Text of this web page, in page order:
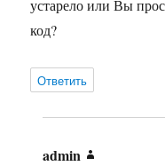
устарело или Вы
код?
Ответить
admin